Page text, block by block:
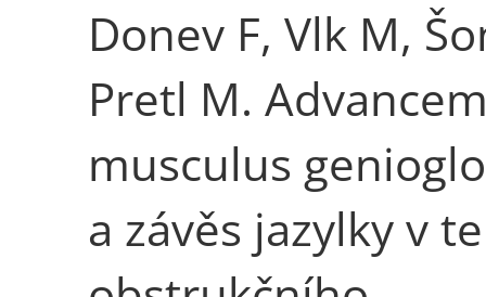
Donev F, Vlk M,
Pretl M.
musculus
a závěs jazylky v